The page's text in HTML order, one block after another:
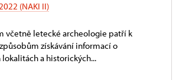
(NAKI II)
včetně letecké archeologie patří k
získávání informací o
a historických...